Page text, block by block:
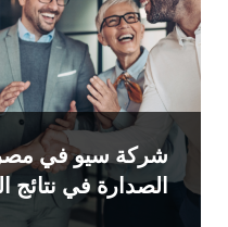
شركة سيو في مصر
الصدارة في نتائج